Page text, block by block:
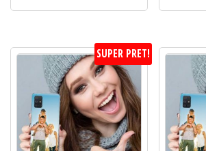
SUPER PRET!